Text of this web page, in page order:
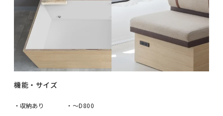
機能・サイズ
・収納あり
・～D800